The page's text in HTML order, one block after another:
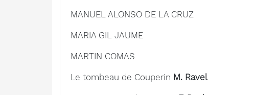
MANUEL ALONSO DE LA CRUZ
MARIA GIL JAUME
MARTIN COMAS
Le tombeau de Couperin M. Ravel